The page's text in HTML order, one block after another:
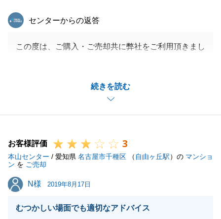
続きを読む
東急リバブル
センターからの返答
この度は、ご購入・ご売却共に弊社をご利用頂きまし
何度もご自宅にお邪魔させていただきまして、本当に
ありがとうございました。
是非ご連絡を頂戴できればと思っております。
私共々、今後とも弊社を末永くご愛顧賜りますよう、
お願い申し上げます。
閉じる
お客様評価 3
本山センター / 愛知県 名古屋市千種区 （ 自由ヶ丘駅）の マンショ
ン を ご売却
N様
N様 2019年8月17日
むつかしい場面でも適切なアドバイス